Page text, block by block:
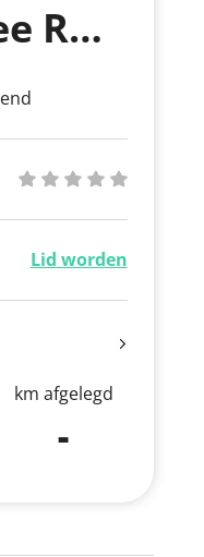
Wandel Mee Ruisbroek vzw
Lid worden
km afgelegd
-